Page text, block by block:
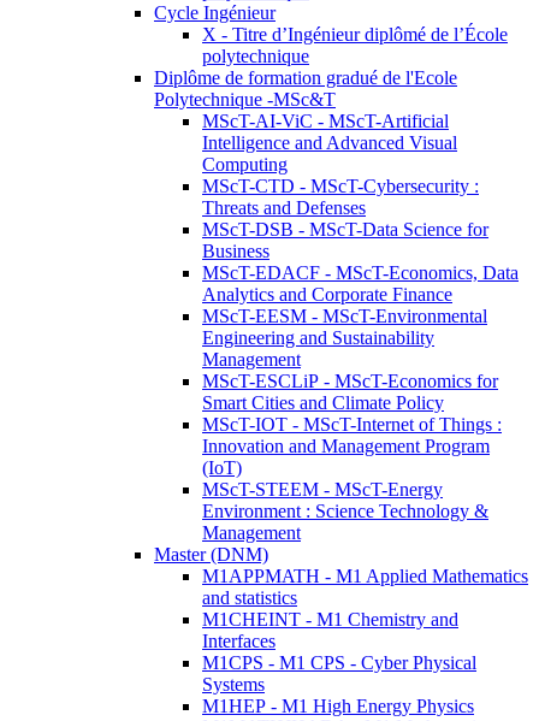
Cycle Ingénieur
X - Titre d’Ingénieur diplômé de l’École
polytechnique
Diplôme de formation gradué de l'Ecole
Polytechnique -MSc&T
MScT-AI-ViC - MScT-Artificial
Intelligence and Advanced Visual
Computing
MScT-CTD - MScT-Cybersecurity :
Threats and Defenses
MScT-DSB - MScT-Data Science for
Business
MScT-EDACF - MScT-Economics, Data
Analytics and Corporate Finance
MScT-EESM - MScT-Environmental
Engineering and Sustainability
Management
MScT-ESCLiP - MScT-Economics for
Smart Cities and Climate Policy
MScT-IOT - MScT-Internet of Things :
Innovation and Management Program
(IoT)
MScT-STEEM - MScT-Energy
Environment : Science Technology &
Management
Master (DNM)
M1APPMATH - M1 Applied Mathematics
and statistics
M1CHEINT - M1 Chemistry and
Interfaces
M1CPS - M1 CPS - Cyber Physical
Systems
M1HEP - M1 High Energy Physics